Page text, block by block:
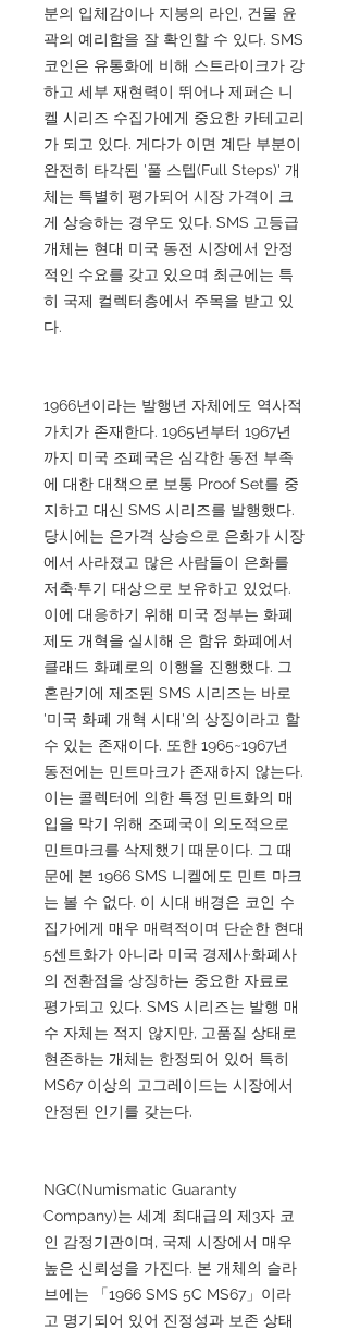
분의 입체감이나 지붕의 라인, 건물 윤
곽의 예리함을 잘 확인할 수 있다. SMS
코인은 유통화에 비해 스트라이크가 강
하고 세부 재현력이 뛰어나 제퍼슨 니
켈 시리즈 수집가에게 중요한 카테고리
가 되고 있다. 게다가 이면 계단 부분이
완전히 타각된 '풀 스텝(Full Steps)' 개
체는 특별히 평가되어 시장 가격이 크
게 상승하는 경우도 있다. SMS 고등급
개체는 현대 미국 동전 시장에서 안정
적인 수요를 갖고 있으며 최근에는 특
히 국제 컬렉터층에서 주목을 받고 있
다.
1966년이라는 발행년 자체에도 역사적
가치가 존재한다. 1965년부터 1967년
까지 미국 조폐국은 심각한 동전 부족
에 대한 대책으로 보통 Proof Set를 중
지하고 대신 SMS 시리즈를 발행했다.
당시에는 은가격 상승으로 은화가 시장
에서 사라졌고 많은 사람들이 은화를
저축·투기 대상으로 보유하고 있었다.
이에 대응하기 위해 미국 정부는 화폐
제도 개혁을 실시해 은 함유 화폐에서
클래드 화폐로의 이행을 진행했다. 그
혼란기에 제조된 SMS 시리즈는 바로
'미국 화폐 개혁 시대'의 상징이라고 할
수 있는 존재이다. 또한 1965~1967년
동전에는 민트마크가 존재하지 않는다.
이는 콜렉터에 의한 특정 민트화의 매
입을 막기 위해 조폐국이 의도적으로
민트마크를 삭제했기 때문이다. 그 때
문에 본 1966 SMS 니켈에도 민트 마크
는 볼 수 없다. 이 시대 배경은 코인 수
집가에게 매우 매력적이며 단순한 현대
5센트화가 아니라 미국 경제사·화폐사
의 전환점을 상징하는 중요한 자료로
평가되고 있다. SMS 시리즈는 발행 매
수 자체는 적지 않지만, 고품질 상태로
현존하는 개체는 한정되어 있어 특히
MS67 이상의 고그레이드는 시장에서
안정된 인기를 갖는다.
NGC(Numismatic Guaranty
Company)는 세계 최대급의 제3자 코
인 감정기관이며, 국제 시장에서 매우
높은 신뢰성을 가진다. 본 개체의 슬라
브에는 「1966 SMS 5C MS67」이라
고 명기되어 있어 진정성과 보존 상태